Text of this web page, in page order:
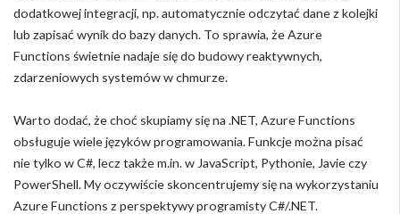
dodatkowej integracji, np. automatycznie odczytać dane z kolejki
lub zapisać wynik do bazy danych. To sprawia, że Azure
Functions świetnie nadaje się do budowy reaktywnych,
zdarzeniowych systemów w chmurze.
Warto dodać, że choć skupiamy się na .NET, Azure Functions
obsługuje wiele języków programowania. Funkcje można pisać
nie tylko w C#, lecz także m.in. w JavaScript, Pythonie, Javie czy
PowerShell. My oczywiście skoncentrujemy się na wykorzystaniu
Azure Functions z perspektywy programisty C#/.NET.